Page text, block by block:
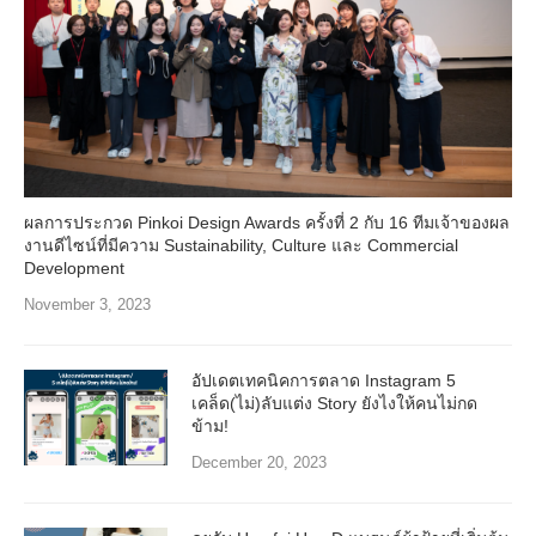
ผลการประกวด Pinkoi Design Awards ครั้งที่ 2 กับ 16 ทีมเจ้าของผล
งานดีไซน์ที่มีความ Sustainability, Culture และ Commercial
Development
November 3, 2023
อัปเดตเทคนิคการตลาด Instagram 5
เคล็ด(ไม่)ลับแต่ง Story ยังไงให้คนไม่กด
ข้าม!
December 20, 2023